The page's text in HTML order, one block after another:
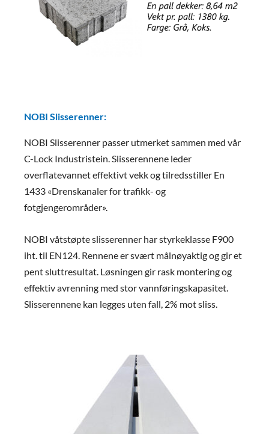
NOBI Slisserenner:
NOBI Slisserenner passer utmerket sammen med vår
C-Lock Industristein. Slisserennene leder
overflatevannet effektivt vekk og tilredsstiller En
1433 «Drenskanaler for trafikk- og
fotgjengerområder».
NOBI våtstøpte slisserenner har styrkeklasse F900
iht. til EN124. Rennene er svært målnøyaktig og gir et
pent sluttresultat. Løsningen gir rask montering og
effektiv avrenning med stor vannføringskapasitet.
Slisserennene kan legges uten fall, 2% mot sliss.